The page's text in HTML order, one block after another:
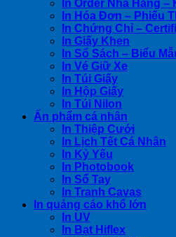
In Order Nhà Hàng –
In Hóa Đơn – Phiếu
In Chứng Chỉ –
In Giấy Khen
In Sổ Sách – Biểu
In Vé Giữ Xe
In Túi Giấy
In Hộp Giấy
In Túi Nilon
Ấn phẩm cá nhân
In Thiệp Cưới
In Lịch Tết Cá Nhân
In Kỷ Yếu
In Photobook
In Sổ Tay
In Tranh Cavas
In quảng cáo khổ lớn
In UV
In Bạt Hiflex